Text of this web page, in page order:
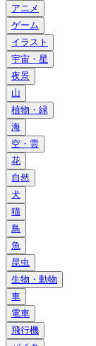
アニメ
ゲーム
イラスト
宇宙・星
夜景
山
植物・緑
海
空・雲
花
自然
犬
猫
鳥
魚
昆虫
生物・動物
車
電車
飛行機